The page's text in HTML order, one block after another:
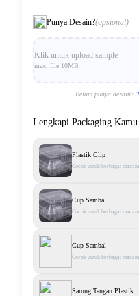
Punya Desain?(opsional)
Klik untuk upload sample
max. file 10MB
Belum punya desain?
Lengkapi Packaging Kamu
Plastik Clip
Cocok untuk berbagai
Cup Sambal
Cocok untuk berbagai
Cup Sambal
Cocok untuk berbagai
Sarung Tangan Plastik